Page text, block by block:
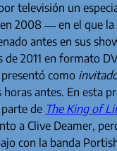
televisión un
2008 — en el que
antes en sus
2011 en formato
como
antes. En esta
de The King of
a Clive Deamer,
con la banda